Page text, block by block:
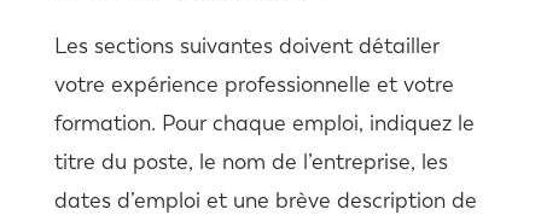
Les sections suivantes doivent détailler
votre expérience professionnelle et votre
formation. Pour chaque emploi, indiquez le
titre du poste, le nom de l’entreprise, les
dates d’emploi et une brève description de